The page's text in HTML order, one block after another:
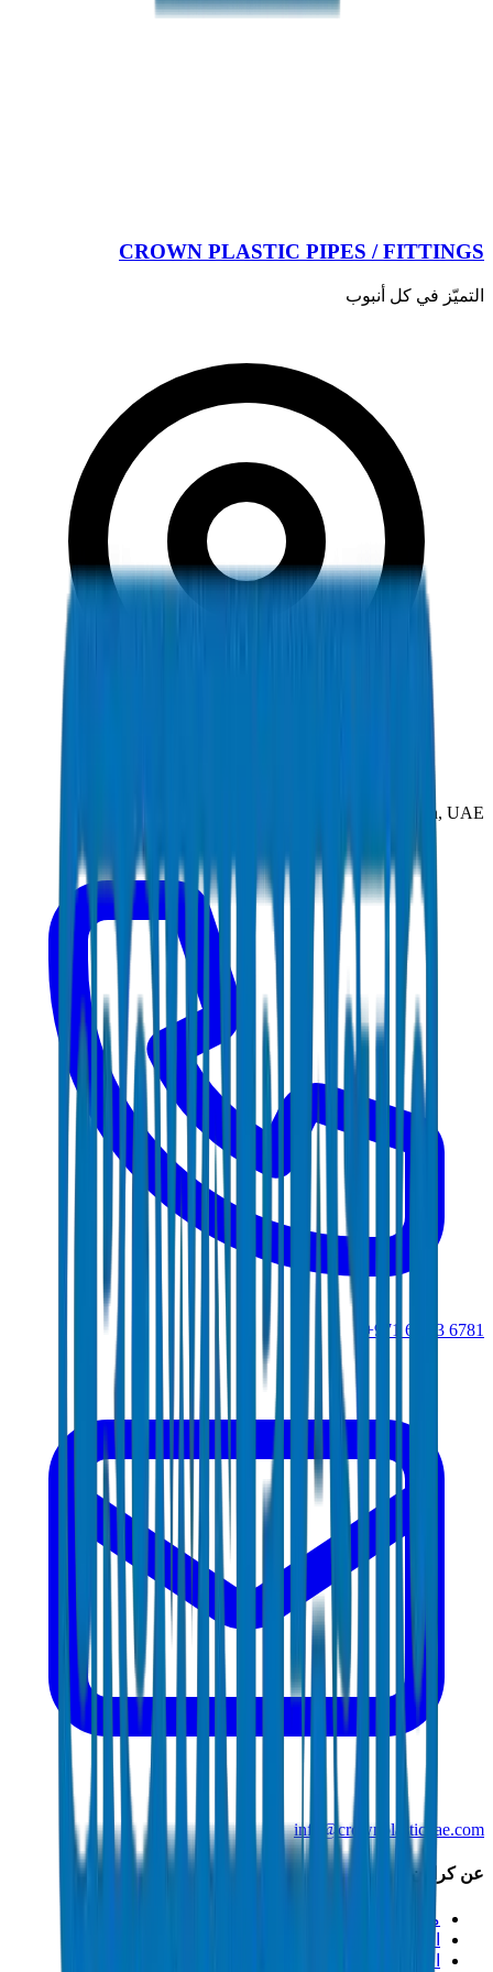
CROWN PLASTIC PIPES / FITTINGS
التميّز في كل أنبوب
New Industrial Area, Umm Al Quwain, UAE
+971 6 543 6781
info@crownplasticuae.com
عن كراون
من نحن
الاستدامة
الابتكار